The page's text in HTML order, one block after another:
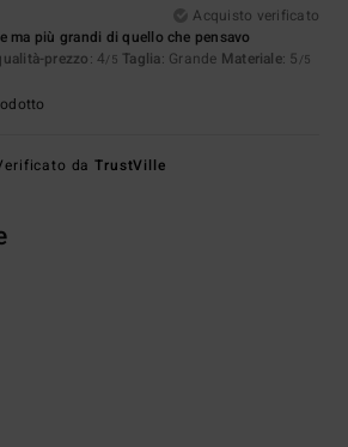
Acquisto verificato
ma più grandi di quello che pensavo
prezzo: 4/5 Taglia: Grande Materiale: 5 /5
daTrustVille